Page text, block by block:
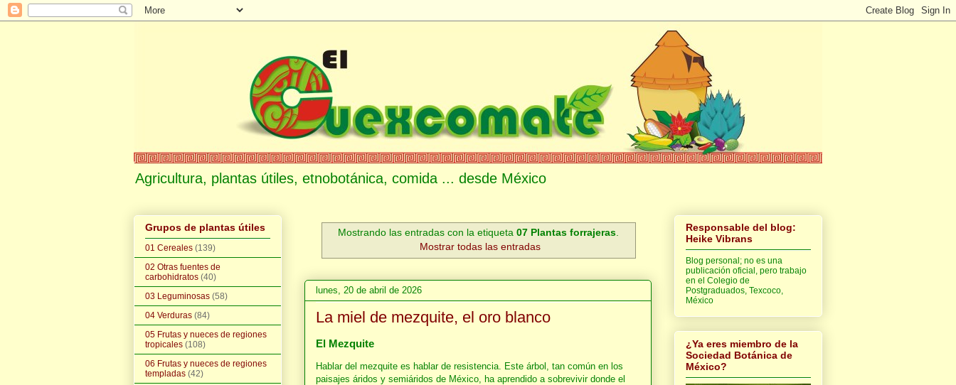
Agricultura, plantas útiles, etnobotánica, comida ... desde México
Mostrando las entradas con la etiqueta 07 Plantas forrajeras.
Mostrar todas las entradas
lunes, 20 de abril de 2026
La miel de mezquite, el oro blanco
El Mezquite
Hablar del mezquite es hablar de resistencia. Este árbol, tan común en los
paisajes áridos y semiáridos de México, ha aprendido a sobrevivir donde el
Grupos de plantas útiles
01 Cereales (139)
02 Otras fuentes de
carbohidratos (40)
03 Leguminosas (58)
04 Verduras (84)
05 Frutas y nueces de regiones
tropicales (108)
06 Frutas y nueces de regiones
templadas (42)
Responsable del blog:
Heike Vibrans
Blog personal; no es una
publicación oficial, pero trabajo
en el Colegio de
Postgraduados, Texcoco,
México
¿Ya eres miembro de la
Sociedad Botánica de
México?